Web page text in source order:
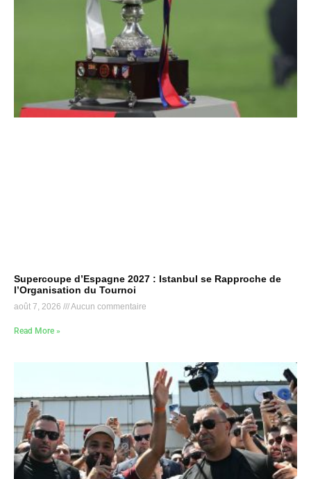
Supercoupe d’Espagne 2027 : Istanbul se Rapproche de
l’Organisation du Tournoi
août 7, 2026 Aucun commentaire
Read More »